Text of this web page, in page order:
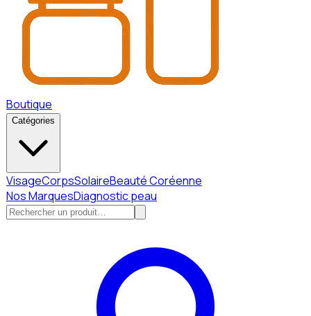
Boutique
Catégories
VisageCorpsSolaireBeauté Coréenne
Nos MarquesDiagnostic peau